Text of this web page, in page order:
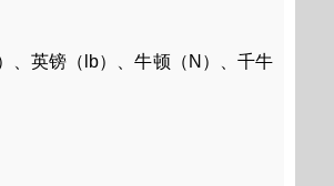
、英镑（lb）、牛顿（N）、千牛